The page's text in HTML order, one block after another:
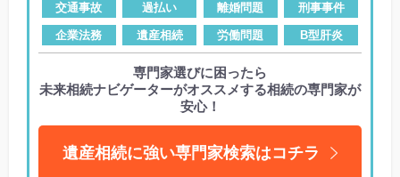
交通事故 過払い 離婚問題 刑事事件
企業法務 遺産相続 労働問題 B型肝炎
専門家選びに困ったら
未来相続ナビゲーターがオススメする相続の専門家が
安心！
遺産相続に強い専門家検索はコチラ